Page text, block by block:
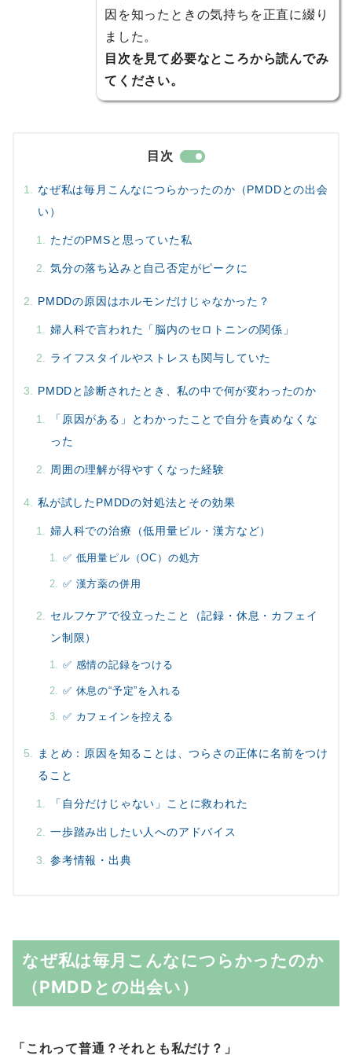
因を知ったときの気持ちを正直に綴り
ました。
目次を見て必要なところから読んでみ
てください。
目次
なぜ私は毎月こんなにつらかったのか（PMDDとの出会
い）
ただのPMSと思っていた私
気分の落ち込みと自己否定がピークに
PMDDの原因はホルモンだけじゃなかった？
婦人科で言われた「脳内のセロトニンの関係」
ライフスタイルやストレスも関与していた
PMDDと診断されたとき、私の中で何が変わったのか
「原因がある」とわかったことで自分を責めなくな
った
周囲の理解が得やすくなった経験
私が試したPMDDの対処法とその効果
婦人科での治療（低用量ピル・漢方など）
✅ 低用量ピル（OC）の処方
✅ 漢方薬の併用
セルフケアで役立ったこと（記録・休息・カフェイ
ン制限）
✅ 感情の記録をつける
✅ 休息の“予定”を入れる
✅ カフェインを控える
まとめ：原因を知ることは、つらさの正体に名前をつけ
ること
「自分だけじゃない」ことに救われた
一歩踏み出したい人へのアドバイス
参考情報・出典
なぜ私は毎月こんなにつらかったのか
（PMDDとの出会い）
「これって普通？それとも私だけ？」